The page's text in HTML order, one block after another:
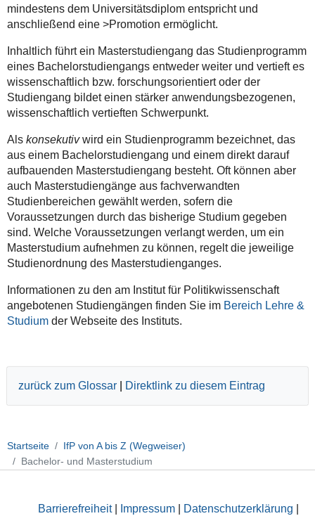
mindestens dem Universitätsdiplom entspricht und
anschließend eine >Promotion ermöglicht.
Inhaltlich führt ein Masterstudiengang das Studienprogramm
eines Bachelorstudiengangs entweder weiter und vertieft es
wissenschaftlich bzw. forschungsorientiert oder der
Studiengang bildet einen stärker anwendungsbezogenen,
wissenschaftlich vertieften Schwerpunkt.
Alskonsekutivwird ein Studienprogramm bezeichnet, das
aus einem Bachelorstudiengang und einem direkt darauf
aufbauenden Masterstudiengang besteht. Oft können aber
auch Masterstudiengänge aus fachverwandten
Studienbereichen gewählt werden, sofern die
Voraussetzungen durch das bisherige Studium gegeben
sind. Welche Voraussetzungen verlangt werden, um ein
Masterstudium aufnehmen zu können, regelt die jeweilige
Studienordnung des Masterstudienganges.
Informationen zu den am Institut für Politikwissenschaft
angebotenen Studiengängen finden Sie im Bereich Lehre &
Studiumder Webseite des Instituts.
zurück zum Glossar| Direktlink zu diesem Eintrag
Startseite
IfP von A bis Z (Wegweiser)
Bachelor- und Masterstudium
Barrierefreiheit| Impressum Datenschutzerklärung